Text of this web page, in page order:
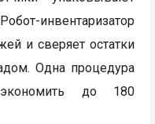
инвентаризатор
и сверяет остатки
Одна процедура
до 180